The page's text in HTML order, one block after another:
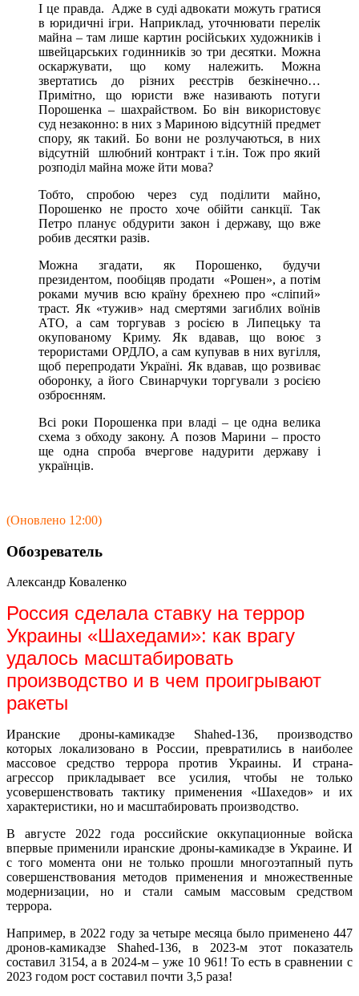
І це правда. Адже в суді адвокати можуть гратися
в юридичні ігри. Наприклад, уточнювати перелік
майна – там лише картин російських художників і
швейцарських годинників зо три десятки. Можна
оскаржувати, що кому належить. Можна
звертатись до різних реєстрів безкінечно…
Примітно, що юристи вже називають потуги
Порошенка – шахрайством. Бо він використовує
суд незаконно: в них з Мариною відсутній предмет
спору, як такий. Бо вони не розлучаються, в них
відсутній шлюбний контракт і т.ін. Тож про який
розподіл майна може йти мова?
Тобто, спробою через суд поділити майно,
Порошенко не просто хоче обійти санкції. Так
Петро планує обдурити закон і державу, що вже
робив десятки разів.
Можна згадати, як Порошенко, будучи
президентом, пообіцяв продати «Рошен», а потім
роками мучив всю країну брехнею про «сліпий»
траст. Як «тужив» над смертями загиблих воїнів
АТО, а сам торгував з росією в Липецьку та
окупованому Криму. Як вдавав, що воює з
терористами ОРДЛО, а сам купував в них вугілля,
щоб перепродати Україні. Як вдавав, що розвиває
оборонку, а його Свинарчуки торгували з росією
озброєнням.
Всі роки Порошенка при владі – це одна велика
схема з обходу закону. А позов Марини – просто
ще одна спроба вчергове надурити державу і
українців.
(Оновлено 12:00)
Обозреватель
Александр Коваленко
Россия сделала ставку на террор
Украины «Шахедами»: как врагу
удалось масштабировать
производство и в чем проигрывают
ракеты
Иранские дроны-камикадзе Shahed-136, производство
которых локализовано в России, превратились в наиболее
массовое средство террора против Украины. И страна-
агрессор прикладывает все усилия, чтобы не только
усовершенствовать тактику применения «Шахедов» и их
характеристики, но и масштабировать производство.
В августе 2022 года российские оккупационные войска
впервые применили иранские дроны-камикадзе в Украине. И
с того момента они не только прошли многоэтапный путь
совершенствования методов применения и множественные
модернизации, но и стали самым массовым средством
террора.
Например, в 2022 году за четыре месяца было применено 447
дронов-камикадзе Shahed-136, в 2023-м этот показатель
составил 3154, а в 2024-м – уже 10 961! То есть в сравнении с
2023 годом рост составил почти 3,5 раза!